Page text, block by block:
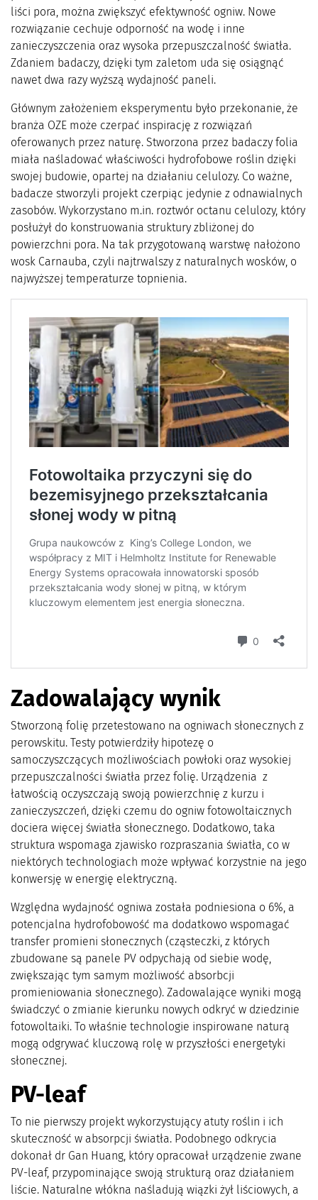
liści pora, można zwiększyć efektywność ogniw. Nowe
rozwiązanie cechuje odporność na wodę i inne
zanieczyszczenia oraz wysoka przepuszczalność światła.
Zdaniem badaczy, dzięki tym zaletom uda się osiągnąć
nawet dwa razy wyższą wydajność paneli.
Głównym założeniem eksperymentu było przekonanie, że
branża OZE może czerpać inspirację z rozwiązań
oferowanych przez naturę. Stworzona przez badaczy folia
miała naśladować właściwości hydrofobowe roślin dzięki
swojej budowie, opartej na działaniu celulozy. Co ważne,
badacze stworzyli projekt czerpiąc jedynie z odnawialnych
zasobów. Wykorzystano m.in. roztwór octanu celulozy, który
posłużył do konstruowania struktury zbliżonej do
powierzchni pora. Na tak przygotowaną warstwę nałożono
wosk Carnauba, czyli najtrwalszy z naturalnych wosków, o
najwyższej temperaturze topnienia.
Zadowalający wynik
Stworzoną folię przetestowano na ogniwach słonecznych z
perowskitu. Testy potwierdziły hipotezę o
samoczyszczących możliwościach powłoki oraz wysokiej
przepuszczalności światła przez folię. Urządzenia z
łatwością oczyszczają swoją powierzchnię z kurzu i
zanieczyszczeń, dzięki czemu do ogniw fotowoltaicznych
dociera więcej światła słonecznego. Dodatkowo, taka
struktura wspomaga zjawisko rozpraszania światła, co w
niektórych technologiach może wpływać korzystnie na jego
konwersję w energię elektryczną.
Względna wydajność ogniwa została podniesiona o 6%, a
potencjalna hydrofobowość ma dodatkowo wspomagać
transfer promieni słonecznych (cząsteczki, z których
zbudowane są panele PV odpychają od siebie wodę,
zwiększając tym samym możliwość absorbcji
promieniowania słonecznego). Zadowalające wyniki mogą
świadczyć o zmianie kierunku nowych odkryć w dziedzinie
fotowoltaiki. To właśnie technologie inspirowane naturą
mogą odgrywać kluczową rolę w przyszłości energetyki
słonecznej.
PV-leaf
To nie pierwszy projekt wykorzystujący atuty roślin i ich
skuteczność w absorpcji światła. Podobnego odkrycia
dokonał dr Gan Huang, który opracował urządzenie zwane
PV-leaf, przypominające swoją strukturą oraz działaniem
liście. Naturalne włókna naśladują wiązki żył liściowych, a